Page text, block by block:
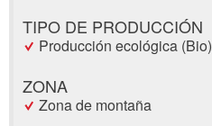
TIPO DE PRODUCCIÓN
Producción ecológica (Bio)
ZONA
Zona de montaña